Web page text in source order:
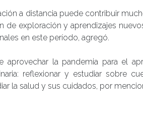
a distancia puede contribuir
de exploración y aprendizajes
en este período, agregó.
la pandemia para el
reflexionar y estudiar sobre
la salud y sus cuidados, por